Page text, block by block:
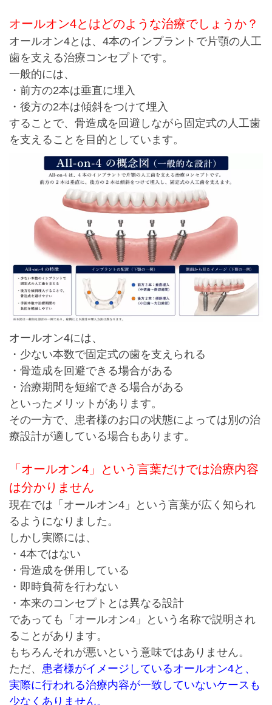
オールオン4とはどのような治療でしょうか？
オールオン4とは、4本のインプラントで片顎の人工
歯を支える治療コンセプトです。
一般的には、
・前方の2本は垂直に埋入
・後方の2本は傾斜をつけて埋入
することで、骨造成を回避しながら固定式の人工歯
を支えることを目的としています。
オールオン4には、
・少ない本数で固定式の歯を支えられる
・骨造成を回避できる場合がある
・治療期間を短縮できる場合がある
といったメリットがあります。
その一方で、 患者様のお口の状態によっては別の治
療設計が適している場合もあります。
「オールオン4」という言葉だけでは治療内容
は分かりません
現在では「オールオン4」という言葉が広く知られ
るようになりました。
しかし実際には、
・4本ではない
・骨造成を併用している
・即時負荷を行わない
・本来のコンセプトとは異なる設計
であっても「オールオン4」という名称で説明され
ることがあります。
もちろんそれが悪いという意味ではありません。
ただ、 患者様がイメージしているオールオン4と、
実際に行われる治療内容が一致していないケースも
少なくありません。